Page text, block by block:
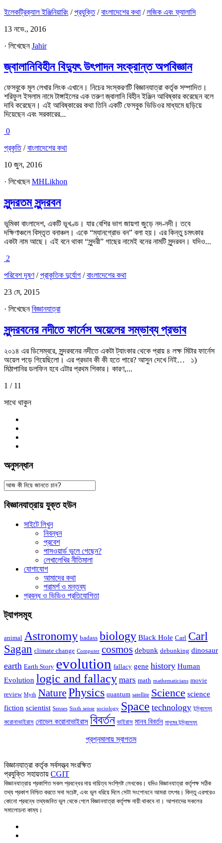
ইলেকট্রিক্যাল ইঞ্জিনিয়ারিং /প্রযুক্তি/বাংলাদেশের কথা /লজিক এবং ফ্যালাসি
13 নভে., 2016
· লিখেছেনJahir
জ্বালানিবিহীন বিদ্যুৎ উৎপাদন সংক্রান্ত অপবিজ্ঞান
ফেসবুকে মূল লেখার লিংক এখানে। নিচের সংস্করণটি বিজ্ঞানযাত্রা কর্তৃক সম্পাদিত।
শরিফুল ইসলাম নামে টাঙ্গাইলের এক তরুণ জ্বালানি বিহীন ইঞ্জিন আবিষ্কার করেছেন বলে
দাবি করেছেন। এই আবিষ্কারের কথা তিনি একটি ফেসবুক ভিডিওর মাধ্যমে ছড়িয়ে
দিয়েছেন এবং সরকারের...
0
প্রকৃতি/বাংলাদেশের কথা
10 জুন, 2016
· লিখেছেনMHLikhon
সুন্দরতম সুন্দরবন
ভূমিকা বাংলাদেশ, একটি ভূখণ্ড। যার বেশির ভাগ জায়গা জুড়ে নদ-নদী। তবে
দক্ষিণাঞ্চলে বিস্তৃত বনাঞ্চল। একে “ম্যানগ্রোভ বন” বলা হয়। এর কিন্তু চমৎকার
একটা নাম আছে। এই বনে থাকা “সুন্দরী” গাছের নামেই বনের নামটি সুন্দরবন। যদিও...
2
পরিবেশ দূষণ/প্রাকৃতিক দুর্যোগ /বাংলাদেশের কথা
23 মে, 2015
· লিখেছেনবিজ্ঞানযাত্রা
সুন্দরবনের নদীতে ফার্নেস অয়েলের সম্ভাব্য প্রভাব
২০১৪ এর ডিসেম্বরে, সুন্দরবনের নদীতে একটা ট্যাংকার থেকে প্রায় ৪ লক্ষ মিটার ফার্নেস
অয়েল পড়ে গিয়েছিলো। এর প্রভাব কী কী হতে পারে? আসুন দেখে নিই… ১)
মিঠাপানির ডলফিন হবে এটার প্রথম শিকার। কারণ,...
1 / 11
সাথে থাকুন
অনুসন্ধান
বিজ্ঞানযাত্রায় যুক্ত হউন
সাইটে লিখুন
নিবন্ধন
প্রবেশ
পাসওয়ার্ড ভুলে গেছেন?
লেখালেখির নীতিমালা
যোগাযোগ
আমাদের কথা
পরামর্শ ও মন্তব্য
প্রবন্ধ ও ভিডিও প্রতিযোগিতা
ট্যাগসমূহ
animal Astronomy badass biology Black Hole Carl Carl
Sagan climate change Computer cosmos debunk debunking dinosaur
earth Earth Story evolution fallacy gene history Human
Evolution logic and fallacy mars math mathematicians movie
review Myth NaturePhysics quantum satellite Science science
fiction scientist Senses Sixth sense sociology Space technology ইন্দ্রিয়সমূহ
করোনাভাইরাস নোভেল করোনাভাইরাস বিবর্তন ভাইরাস মানব বিবর্তন মানুষের ইন্দ্রিয়সমূহ
প্রশ্নমালায় স্বাগতম
বিজ্ঞানযাত্রা কর্তৃক সর্বসত্ত্ব সংরক্ষিত
প্রযুক্তি সহায়তায় CGIT
বিজ্ঞানযাত্রায় প্রকাশিত সকল প্রবন্ধের দায় দায়িত্ব সংশ্লিষ্ট লেখকের। যদিও বিজ্ঞানযাত্রা কর্তৃপক্ষ সঠিক
তথ্য প্রকাশ নিশ্চিত করতে সদা সচেষ্ট, এবং ভুল ধরিয়ে দিলে সেটা সংশোধনে আমরা তৎপর। কিন্তু এরপরেও
কোনো প্রবন্ধে তথ্যজনিত ভুল থেকে গেলে বিজ্ঞানযাত্রা কর্তৃপক্ষ দায়ী থাকবে না। আপনাদের সকলের
সমালোচনা কাম্য।